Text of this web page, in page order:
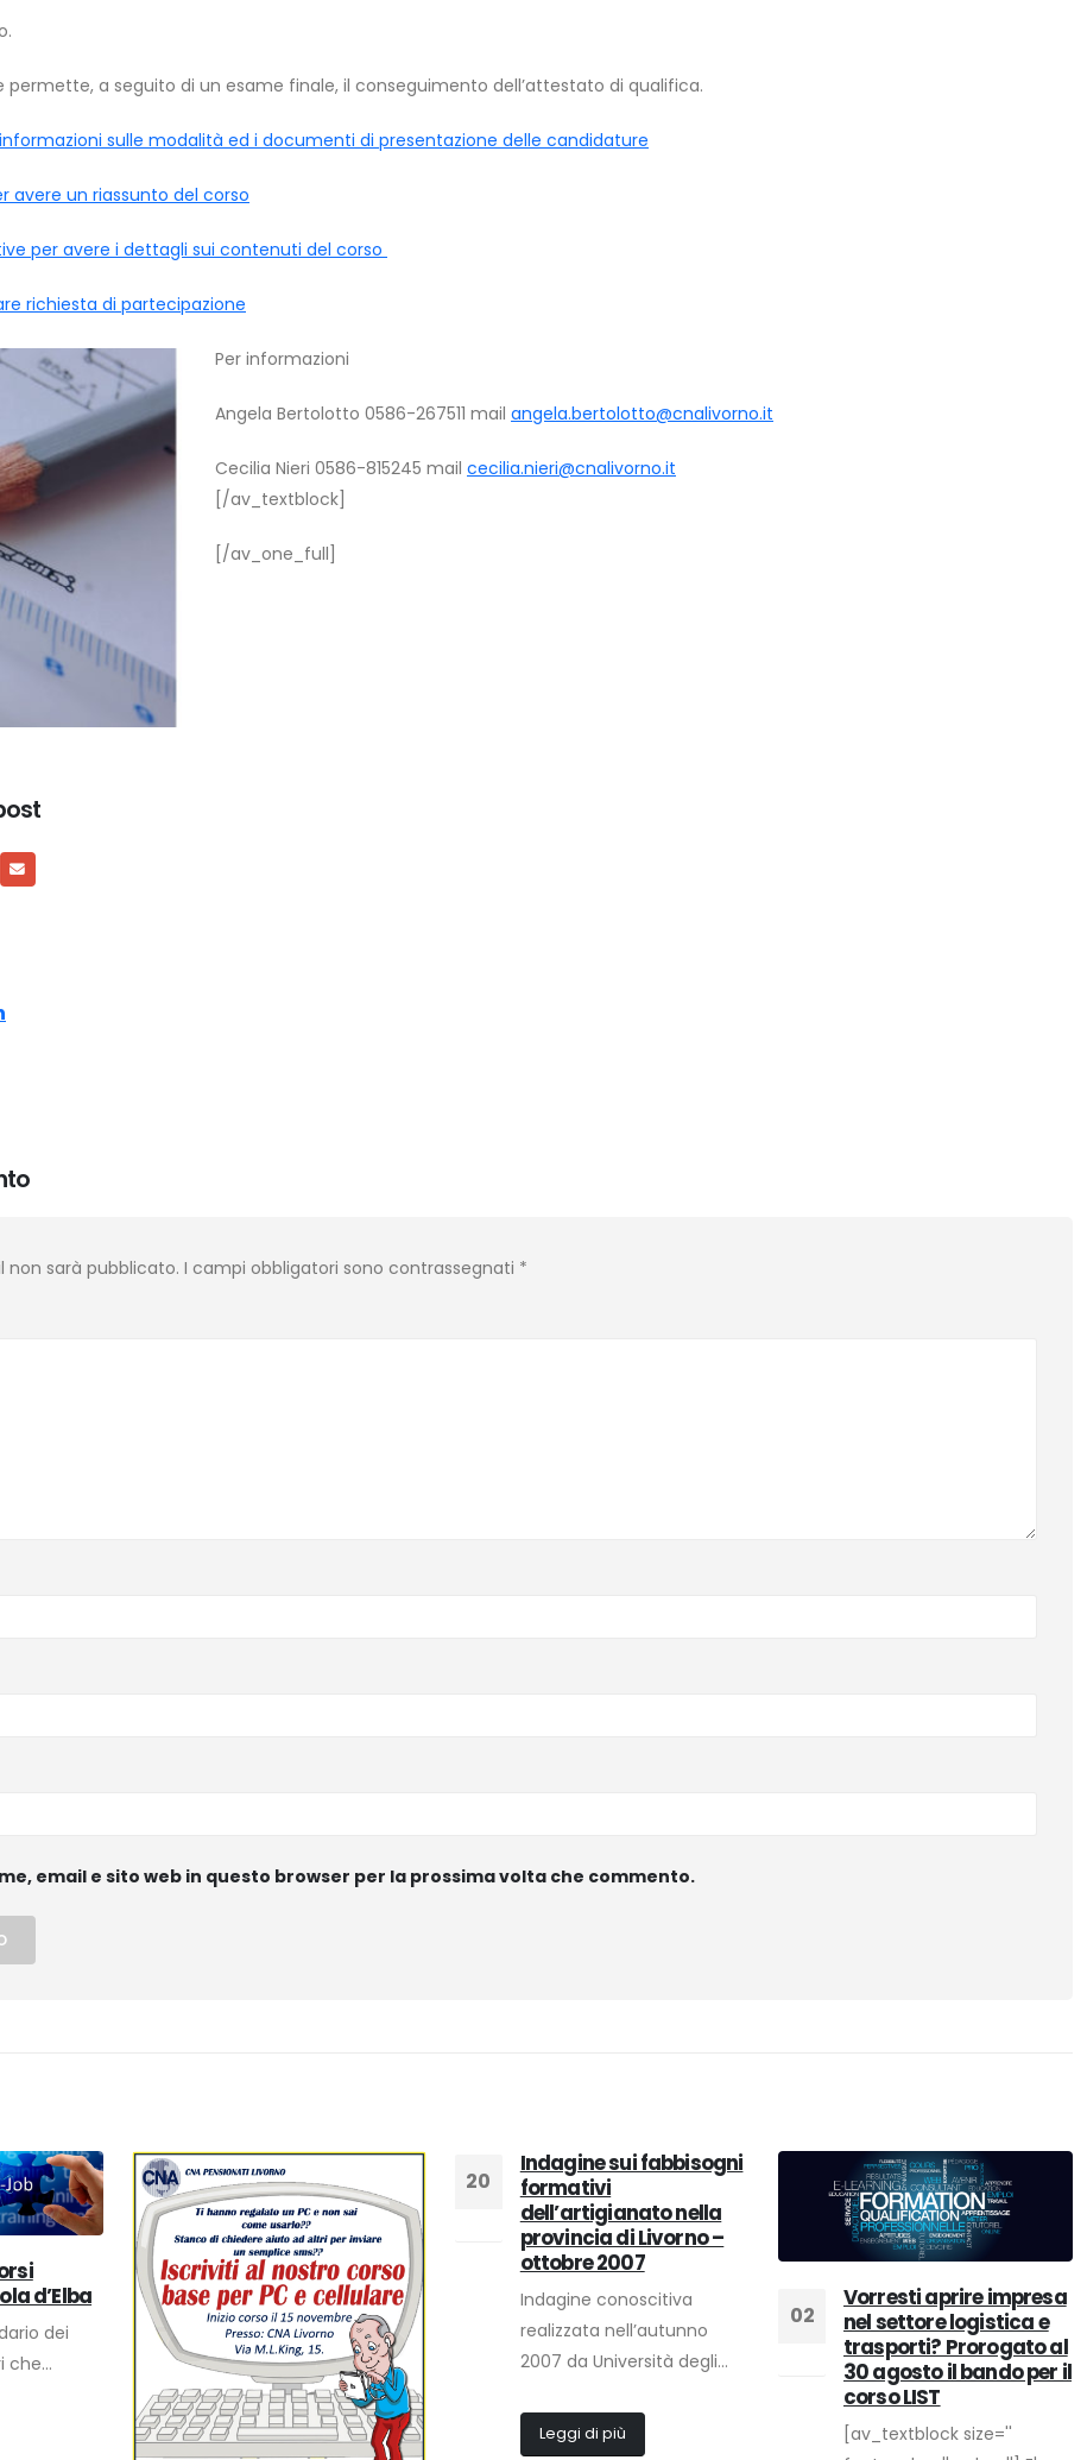
permette, a seguito di un esame finale, il conseguimento dell’attestato di qualifica.
sulle modalità ed i documenti di presentazione delle candidature
avere un riassunto del corso
per avere i dettagli sui contenuti del corso
richiesta di partecipazione
Per informazioni
Angela Bertolotto 0586-267511 mail angela.bertolotto@cnalivorno.it
Cecilia Nieri 0586-815245 mail cecilia.nieri@cnalivorno.it
[/av_textblock]
[/av_one_full]
non sarà pubblicato. I campi obbligatori sono contrassegnati *
email e sito web in questo browser per la prossima volta che commento.
d’Elba
dei
che...
20
Indagine sui fabbisogni
formativi
dell’artigianato nella
provincia di Livorno –
ottobre 2007
Indagine conoscitiva
realizzata nell’autunno
2007 da Università degli...
Leggi di più
02
Vorresti aprire impresa
nel settore logistica e
trasporti? Prorogato al
30 agosto il bando per il
corso LIST
[av_textblock size=''